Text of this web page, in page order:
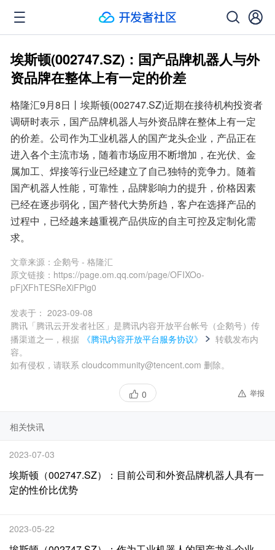
埃斯顿(002747.SZ)：国产品牌机器人与外
资品牌在整体上有一定的价差
格隆汇9月8日丨埃斯顿(002747.SZ)近期在接待机构投资者
调研时表示，国产品牌机器人与外资品牌在整体上有一定
的价差。公司作为工业机器人的国产龙头企业，产品正在
进入各个主流市场，随着市场应用不断增加，在光伏、金
属加工、焊接等行业已经建立了自己独特的竞争力。随着
国产机器人性能，可靠性，品牌影响力的提升，价格因素
已经在逐步弱化，国产替代大势所趋，客户在选择产品的
过程中，已经越来越重视产品供应的自主可控及定制化需
求。
文章来源： 企鹅号 - 格隆汇
原文链接： https://page.om.qq.com/page/OFIXOo-
pFjXFhTESReXiFPig0
发表于： 2023-09-08
腾讯「腾讯云开发者社区」是腾讯内容开放平台帐号（企鹅号）传
播渠道之一，根据
《腾讯内容开放平台服务协议》
转载发布内
容。
如有侵权，请联系 cloudcommunity@tencent.com 删除。
0 举报
相关快讯
2023-07-03
埃斯顿（002747.SZ）：目前公司和外资品牌机器人具有一
定的性价比优势
2023-05-22